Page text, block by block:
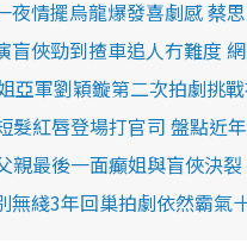
夜情擺烏龍爆發喜劇感 蔡
盲俠勁到揸車追人冇難度
亞軍劉穎鏇第二次拍劇挑
髮紅唇登場打官司 盤點近
親最後一面癲姐與盲俠決
無綫3年回巢拍劇依然霸